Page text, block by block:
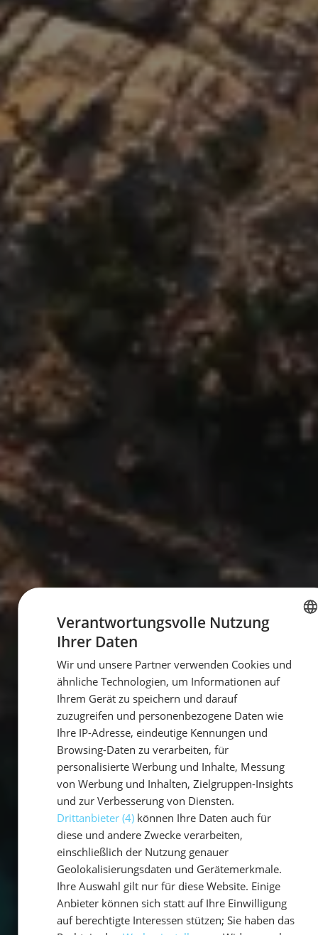
GERMAN
Verantwortungsvolle Nutzung
Ihrer Daten
Wir und unsere Partner verwenden Cookies und
ähnliche Technologien, um Informationen auf
Ihrem Gerät zu speichern und darauf
zuzugreifen und personenbezogene Daten wie
Ihre IP-Adresse, eindeutige Kennungen und
Browsing-Daten zu verarbeiten, für
personalisierte Werbung und Inhalte, Messung
von Werbung und Inhalten, Zielgruppen-Insights
und zur Verbesserung von Diensten.
Drittanbieter (4)können Ihre Daten auch für
diese und andere Zwecke verarbeiten,
einschließlich der Nutzung genauer
Geolokalisierungsdaten und Gerätemerkmale.
Ihre Auswahl gilt nur für diese Website. Einige
Anbieter können sich statt auf Ihre Einwilligung
auf berechtigte Interessen stützen; Sie haben das